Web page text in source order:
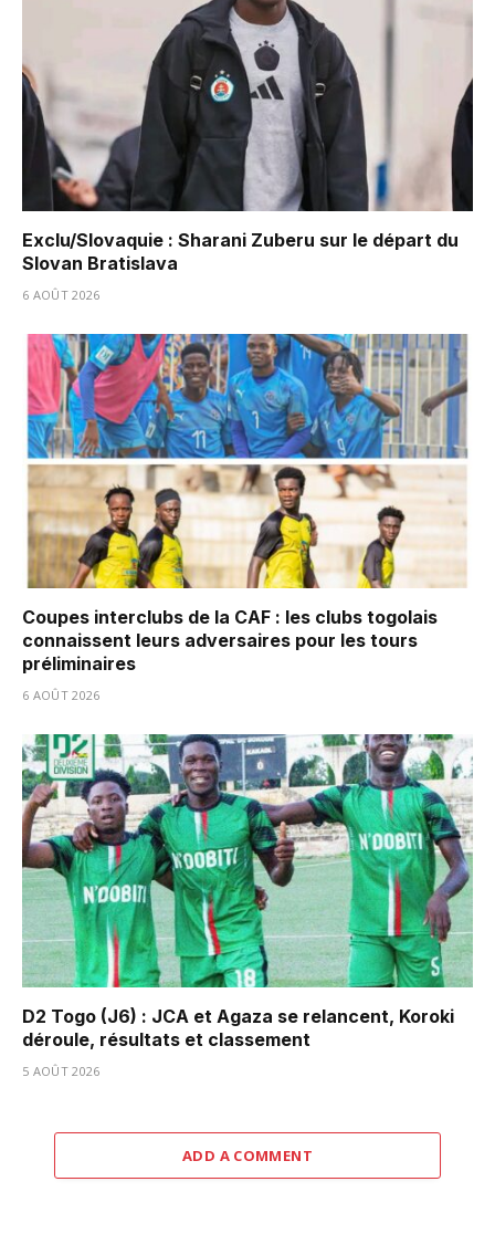
Exclu/Slovaquie : Sharani Zuberu sur le départ du
Slovan Bratislava
6 AOÛT 2026
Coupes interclubs de la CAF : les clubs togolais
connaissent leurs adversaires pour les tours
préliminaires
6 AOÛT 2026
D2 Togo (J6) : JCA et Agaza se relancent, Koroki
déroule, résultats et classement
5 AOÛT 2026
ADD A COMMENT